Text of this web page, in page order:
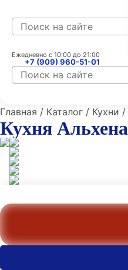
Ежедневно с 10:00 до 21:00
+7 (909) 960-51-01
Главная / Каталог / Кухни /
Кухня Альхена